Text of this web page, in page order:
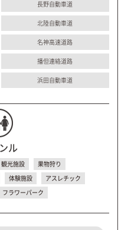
長野自動車道
北陸自動車道
名神高速道路
播但連絡道路
浜田自動車道
ル
観光施設
果物狩り
体験施設
アスレチック
フラワーパーク